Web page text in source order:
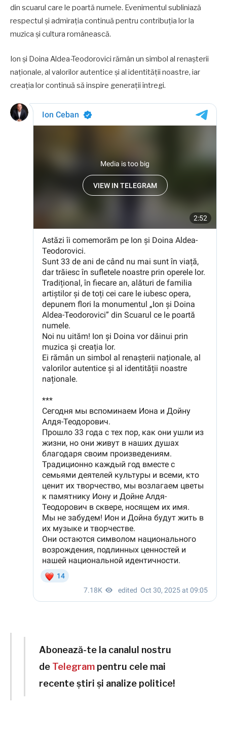
din scuarul care le poartă numele. Evenimentul subliniază
respectul și admirația continuă pentru contribuția lor la
muzica și cultura românească.
Ion și Doina Aldea-Teodorovici rămân un simbol al renașterii
naționale, al valorilor autentice și al identității noastre, iar
creația lor continuă să inspire generații întregi.
Abonează-te la canalul nostru
de Telegram pentru cele mai
recente știri și analize politice!